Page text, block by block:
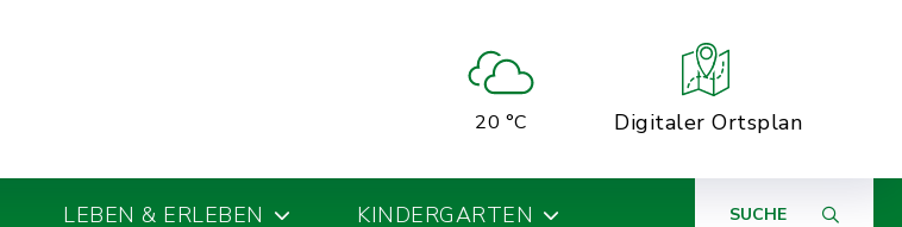
20 °C Digitaler Ortsplan
LEBEN & ERLEBEN KINDERGARTEN SUCHE